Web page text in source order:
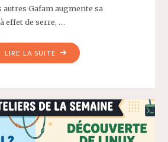
autres Gafam augmente sa
effet de serre, …
LIRE LA SUITE "COMPTE
RENDU
POURQUOI